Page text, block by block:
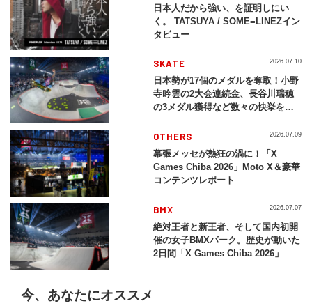
日本人だから強い、を証明しにい
く。 TATSUYA / SOME≡LINEZイン
タビュー
SKATE
日本勢が17個のメダルを奪取！小野
寺吟雲の2大会連続金、長谷川瑞穂
の3メダル獲得など数々の快挙をプ
2026」
2026.07.10
OTHERS
幕張メッセが熱狂の渦に！「X
Games Chiba 2026」Moto X＆豪華
コンテンツレポート
2026.07.09
BMX
絶対王者と新王者、そして国内初開
催の女子BMXパーク。歴史が動いた
2日間「X Games Chiba 2026」
2026.07.07
今、あなたにオススメ